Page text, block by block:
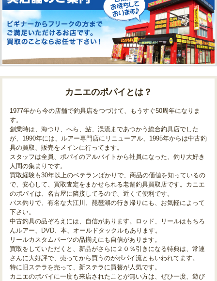
カニエのポパイとは？
1977年から今の店舗で釣具店をつづけて、もうすぐ50周年になりま
す。
創業時は、海つり、へら、鮎、渓流まであつかう総合釣具店でした
が、1990年には、ルアー専門店にリニューアル、1995年からは中古釣
具の買取、販売をメインに行ってます。
スタッフは全員、ポパイのアルバイトから社員になった、釣り大好き
人間の集まりです。
買取経験も30年以上のベテランばかりで、商品の価値を知っているの
で、安心して、買取査定をまかせられる老舗釣具買取店です。カニエ
のポパイは、名古屋に隣接してるので、近くて便利です。
バス釣りで、有名な大江川、琵琶湖の行き帰りにも、お気軽によって
下さい。
中古釣具の品ぞろえには、自信があります。ロッド、リールはもちろ
んルアー、DVD、本、オールドタックルもあります。
リールカスタムパーツの品揃えにも自信があります。
買取をしていただくと、新品がさらに２０％引きになる特典は、常連
さんに大好評で、売ってから買うのがポパイ流ともいわれてます。
特に旧ステラを売って、新ステラに買替が人気です。
カニエのポパイに一度も来店されたことが無い方は、ぜひ一度、遊び